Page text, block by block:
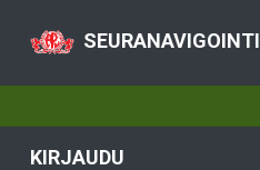
SEURANAVIGOINTI
KIRJAUDU